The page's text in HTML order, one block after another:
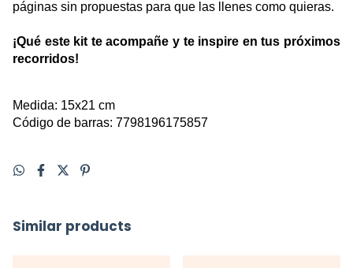
páginas sin propuestas para que las llenes como quieras.
¡Qué este kit te acompañe y te inspire en tus próximos
recorridos!
Medida: 15x21 cm
Código de barras: 7798196175857
Similar products